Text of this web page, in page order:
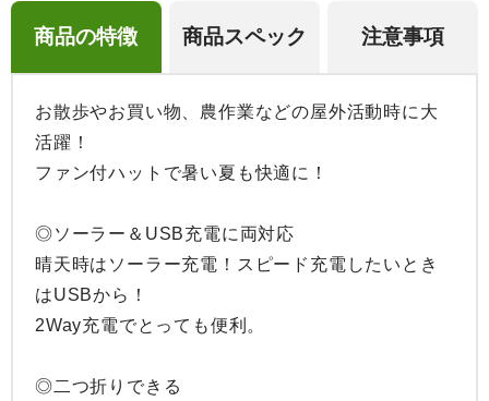
商品の特徴 商品スペック 注意事項
お散歩やお買い物、農作業などの屋外活動時に大
活躍！
ファン付ハットで暑い夏も快適に！
◎ソーラー＆USB充電に両対応
晴天時はソーラー充電！スピード充電したいとき
はUSBから！
2Way充電でとっても便利。
◎二つ折りできる